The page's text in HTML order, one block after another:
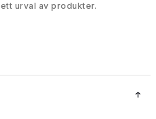
urval av produkter.